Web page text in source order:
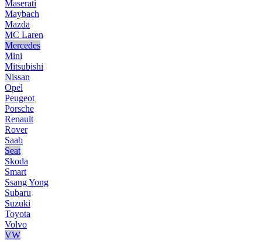
Maserati
Maybach
Mazda
MC Laren
Mercedes
Mini
Mitsubishi
Nissan
Opel
Peugeot
Porsche
Renault
Rover
Saab
Seat
Skoda
Smart
Ssang Yong
Subaru
Suzuki
Toyota
Volvo
VW